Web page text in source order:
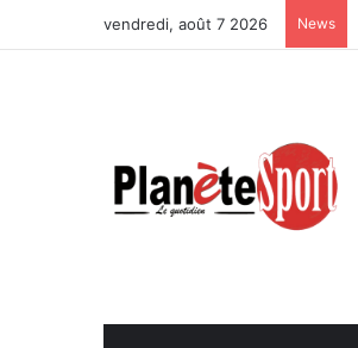
vendredi, août 7 2026 News